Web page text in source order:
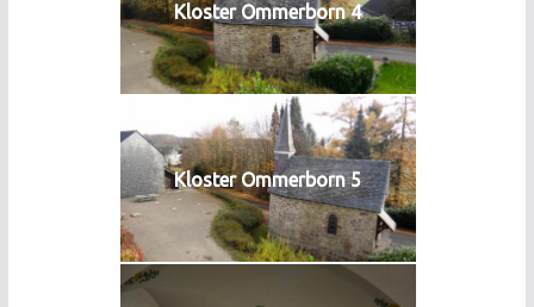
Kloster Ommerborn 4
Kloster Ommerborn 5